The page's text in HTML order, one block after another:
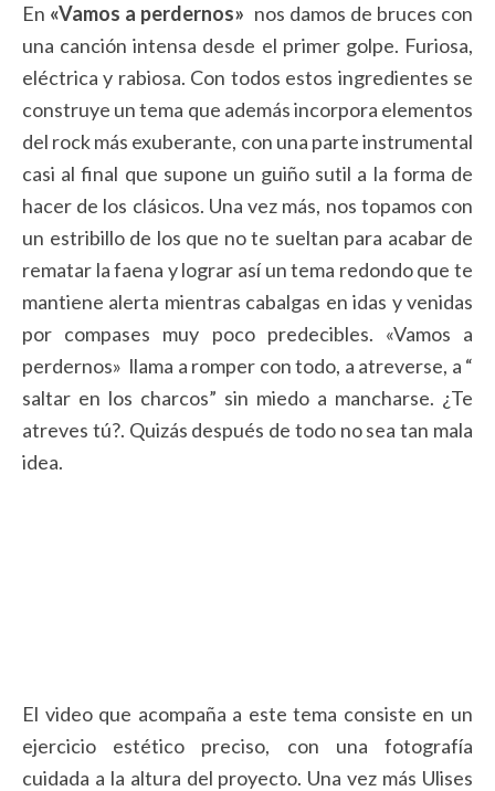
En «Vamos a perdernos» nos damos de bruces con
una canción intensa desde el primer golpe. Furiosa,
eléctrica y rabiosa. Con todos estos ingredientes se
construye un tema que además incorpora elementos
del rock más exuberante, con una parte instrumental
casi al final que supone un guiño sutil a la forma de
hacer de los clásicos. Una vez más, nos topamos con
un estribillo de los que no te sueltan para acabar de
rematar la faena y lograr así un tema redondo que te
mantiene alerta mientras cabalgas en idas y venidas
por compases muy poco predecibles. «Vamos a
perdernos» llama a romper con todo, a atreverse, a “
saltar en los charcos” sin miedo a mancharse. ¿Te
atreves tú?. Quizás después de todo no sea tan mala
idea.
El video que acompaña a este tema consiste en un
ejercicio estético preciso, con una fotografía
cuidada a la altura del proyecto. Una vez más Ulises